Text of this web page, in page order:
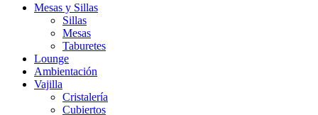
Mesas y Sillas
Sillas
Mesas
Taburetes
Lounge
Ambientación
Vajilla
Cristalería
Cubiertos